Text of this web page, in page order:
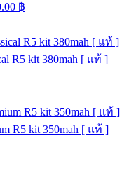
฿
R5 kit 380mah [ แท้ ]
R5 kit 350mah [ แท้ ]